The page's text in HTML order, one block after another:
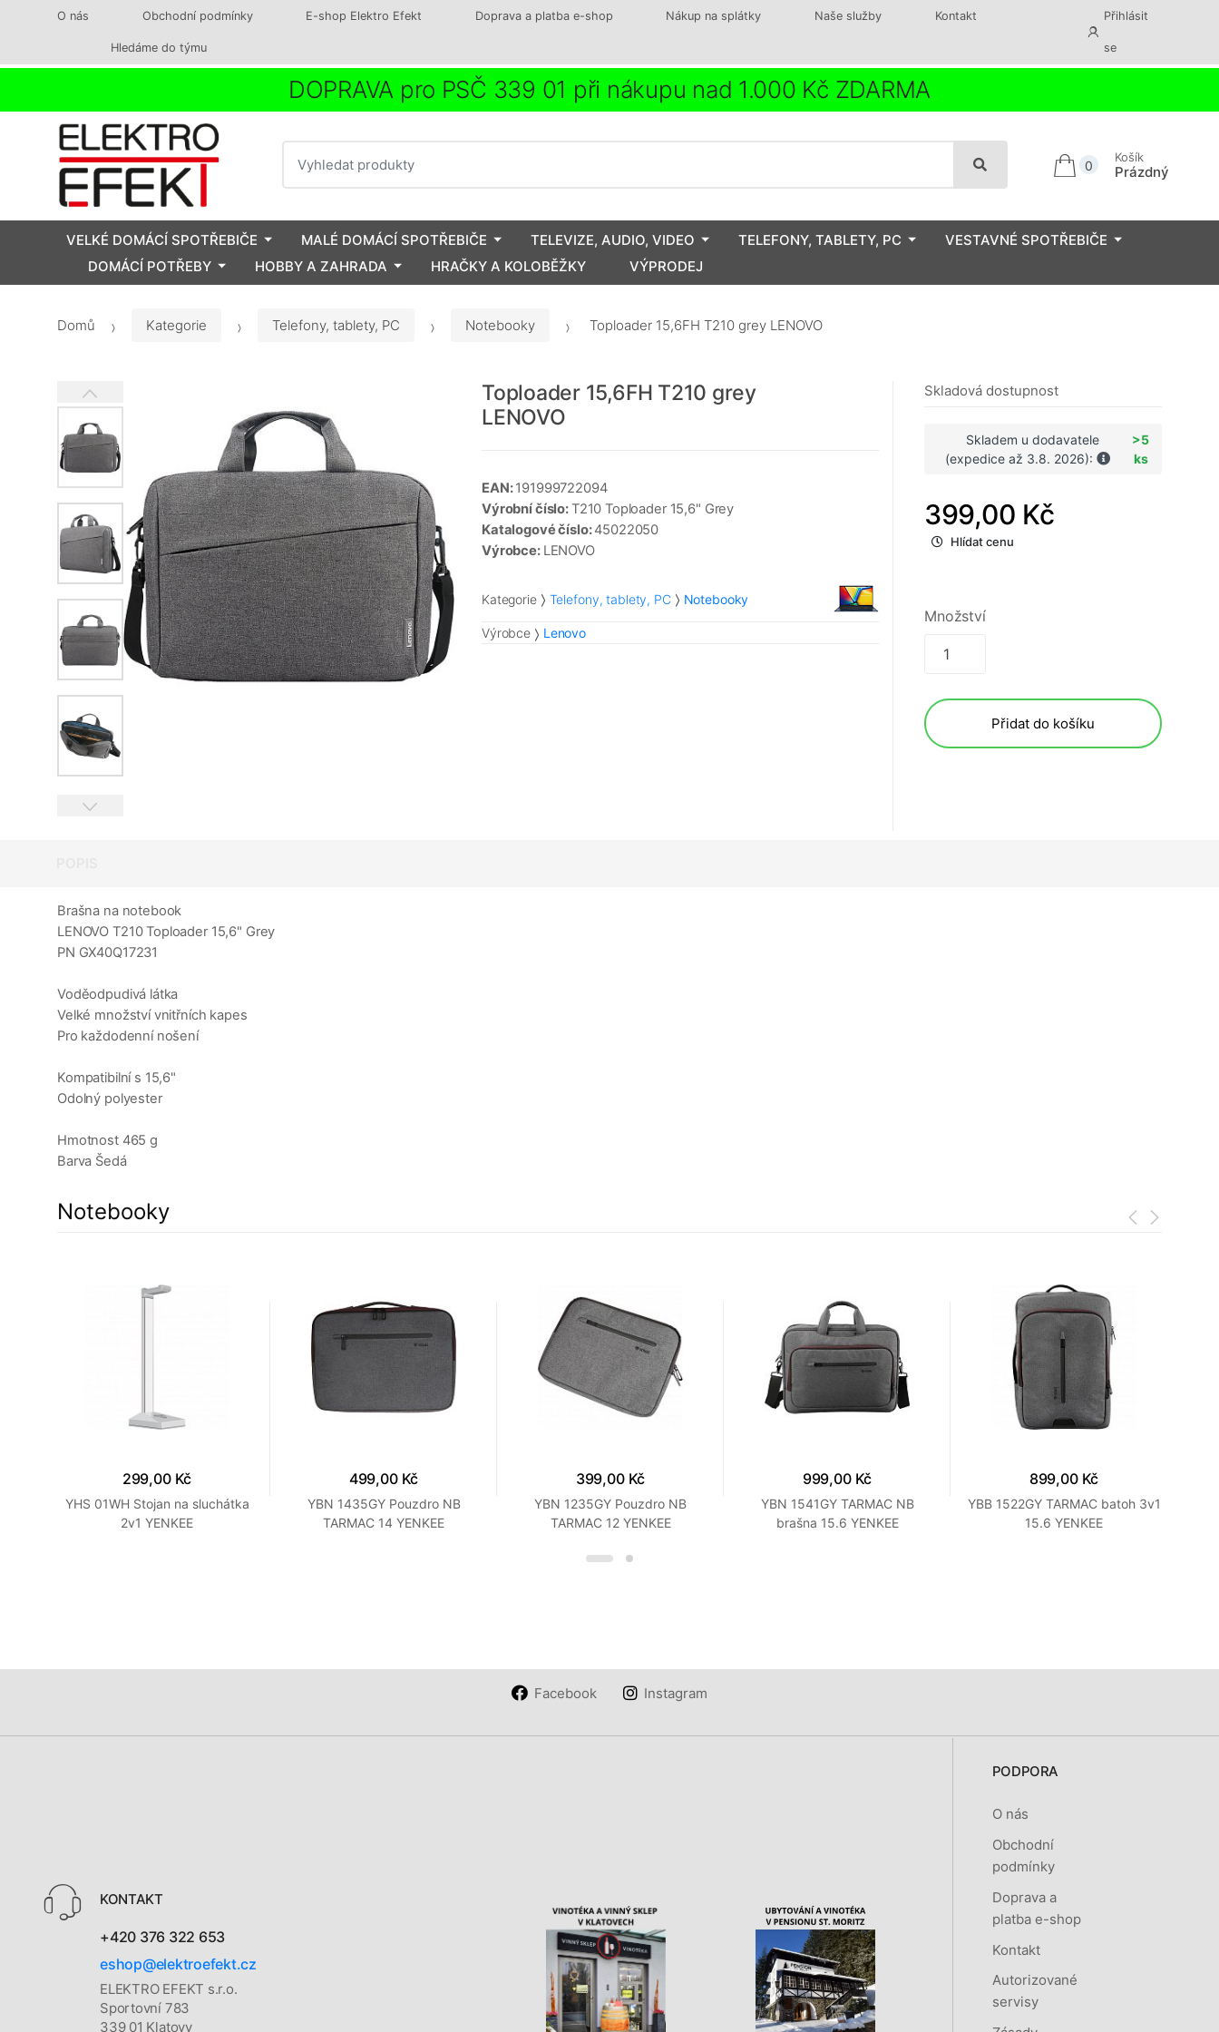
O nás Obchodní podmínky E-shop Elektro Efekt Doprava a platba e-shop Nákup na splátky Naše služby Kontakt
Hledáme do týmu
Přihlásit
se
DOPRAVA pro PSČ 339 01 při nákupu nad 1.000 Kč ZDARMA
0
Košík
Prázdný
VELKÉ DOMÁCÍ SPOTŘEBIČE MALÉ DOMÁCÍ SPOTŘEBIČE TELEVIZE, AUDIO, VIDEO TELEFONY, TABLETY, PC
VESTAVNÉ SPOTŘEBIČE
DOMÁCÍ POTŘEBY
HOBBY A ZAHRADA HRAČKY A KOLOBĚŽKY VÝPRODEJ
Domů Kategorie Telefony, tablety, PC Notebooky Toploader 15,6FH T210 grey LENOVO
Toploader 15,6FH T210 grey
LENOVO
EAN:191999722094
Výrobní číslo:T210 Toploader 15,6" Grey
Katalogové číslo:45022050
Výrobce: LENOVO
Kategorie Telefony, tablety, PC Notebooky
Výrobce Lenovo
Skladová dostupnost
Skladem u dodavatele
(expedice až 3.8. 2026):
>5
ks
399,00 Kč
Hlídat cenu
Množství
Přidat do košíku
Brašna na notebook
LENOVO T210 Toploader 15,6" Grey
PN GX40Q17231
Voděodpudivá látka
Velké množství vnitřních kapes
Pro každodenní nošení
Kompatibilní s 15,6"
Odolný polyester
Hmotnost 465 g
Barva Šedá
Notebooky
299,00 Kč
YHS 01WH Stojan na sluchátka
2v1 YENKEE
499,00 Kč
YBN 1435GY Pouzdro NB
TARMAC 14 YENKEE
399,00 Kč
YBN 1235GY Pouzdro NB
TARMAC 12 YENKEE
999,00 Kč
YBN 1541GY TARMAC NB
brašna 15.6 YENKEE
899,00 Kč
YBB 1522GY TARMAC batoh 3v1
15.6 YENKEE
Facebook Instagram
KONTAKT
+420 376 322 653
eshop@elektroefekt.cz
ELEKTRO EFEKT s.r.o.
Sportovní 783
339 01 Klatovy
PODPORA
O nás
Obchodní
podmínky
Doprava a
platba e-shop
Kontakt
Autorizované
servisy